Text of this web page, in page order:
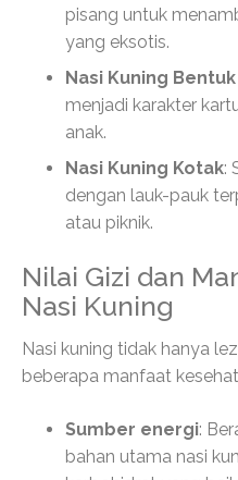
pisang untuk
yang eksotis.
Nasi Kuning
menjadi karakter
anak.
Nasi Kuning Kotak:
dengan lauk-pauk
atau piknik.
Nilai Gizi dan
Nasi Kuning
Nasi kuning tidak hanya
beberapa manfaat
Sumber energi:
bahan utama nasi